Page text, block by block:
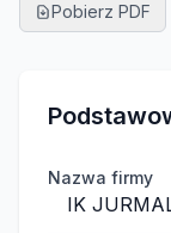
Pobierz PDF
Nazwa firmy
IK